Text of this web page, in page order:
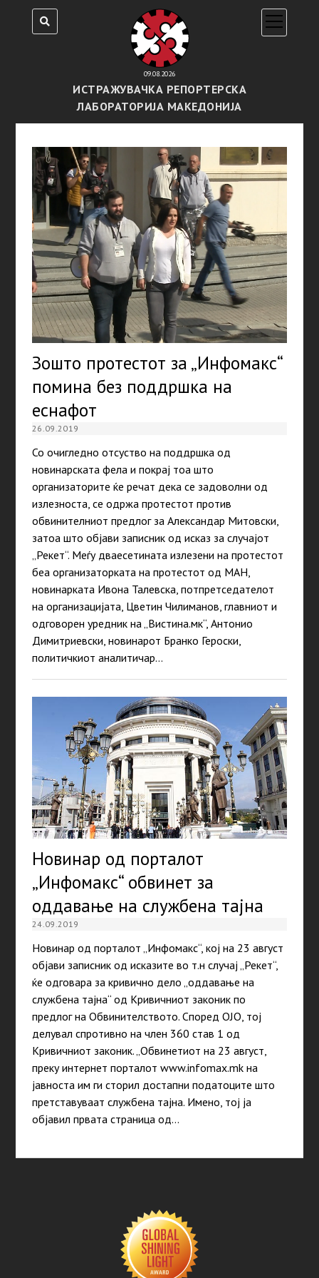
09.08.2026
ИСТРАЖУВАЧКА РЕПОРТЕРСКА
ЛАБОРАТОРИЈА МАКЕДОНИЈА
open
menu
Зошто протестот за „Инфомакс“
помина без поддршка на
еснафот
26.09.2019
Со очигледно отсуство на поддршка од
новинарската фела и покрај тоа што
организаторите ќе речат дека се задоволни од
излезноста, се одржа протестот против
обвинителниот предлог за Александар Митовски,
затоа што објави записник од исказ за случајот
„Рекет“. Меѓу дваесетината излезени на протестот
беа организаторката на протестот од МАН,
новинарката Ивона Талевска, потпретседателот
на организацијата, Цветин Чилиманов, главниот и
одговорен уредник на „Вистина.мк“, Антонио
Димитриевски, новинарот Бранко Героски,
политичкиот аналитичар…
Новинар од порталот
„Инфомакс“ обвинет за
оддавање на службена тајна
24.09.2019
Новинар од порталот „Инфомакс“, кој на 23 август
објави записник од исказите во т.н случај „Рекет“,
ќе одговара за кривично дело „оддавање на
службена тајна“ од Кривичниот законик по
предлог на Обвинителството. Според ОЈО, тој
делувал спротивно на член 360 став 1 од
Кривичниот законик. „Обвинетиот на 23 август,
преку интернет порталот www.infomax.mk на
јавноста им ги сторил достапни податоците што
претставуваат службена тајна. Имено, тој ја
објавил првата страница од…